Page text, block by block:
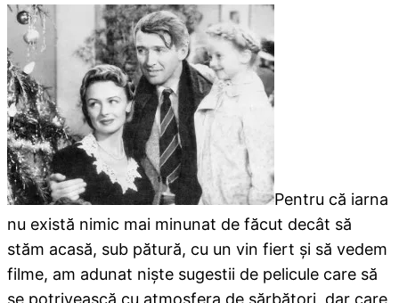
Pentru că iarna
nu există nimic mai minunat de făcut decât să
stăm acasă, sub pătură, cu un vin fiert şi să vedem
filme, am adunat nişte sugestii de pelicule care să
se potrivească cu atmosfera de sărbători, dar care